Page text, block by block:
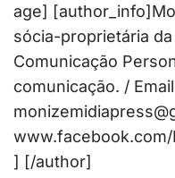
age]
sócia-proprietária
Comunicação
comunicação. /
] [/author]